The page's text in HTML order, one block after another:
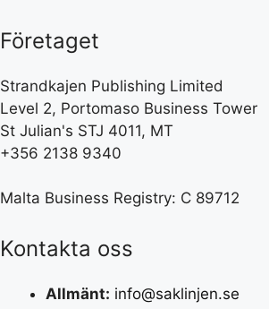
Företaget
Strandkajen Publishing Limited
Level 2, Portomaso Business Tower
St Julian's STJ 4011, MT
+356 2138 9340
Malta Business Registry: C 89712
Kontakta oss
Allmänt: info@saklinjen.se